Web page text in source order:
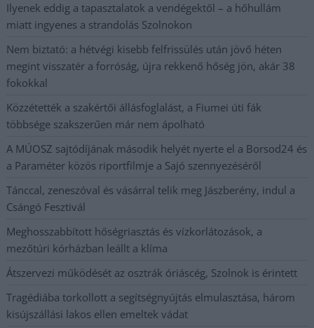
Ilyenek eddig a tapasztalatok a vendégektől – a hőhullám
miatt ingyenes a strandolás Szolnokon
Nem biztató: a hétvégi kisebb felfrissülés után jövő héten
megint visszatér a forróság, újra rekkenő hőség jön, akár 38
fokokkal
Közzétették a szakértői állásfoglalást, a Fiumei úti fák
többsége szakszerűen már nem ápolható
A MÚOSZ sajtódíjának második helyét nyerte el a Borsod24 és
a Paraméter közös riportfilmje a Sajó szennyezéséről
Tánccal, zeneszóval és vásárral telik meg Jászberény, indul a
Csángó Fesztivál
Meghosszabbított hőségriasztás és vízkorlátozások, a
mezőtúri kórházban leállt a klíma
Átszervezi működését az osztrák óriáscég, Szolnok is érintett
Tragédiába torkollott a segítségnyújtás elmulasztása, három
kisújszállási lakos ellen emeltek vádat